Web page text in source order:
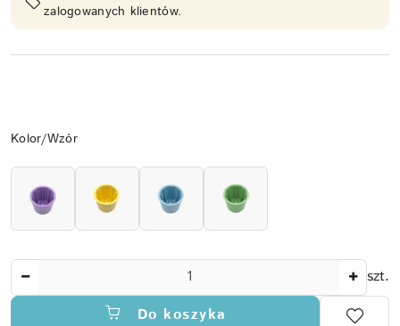
zalogowanych klientów.
Wariant
Kolor/Wzór
szt.
Do koszyka